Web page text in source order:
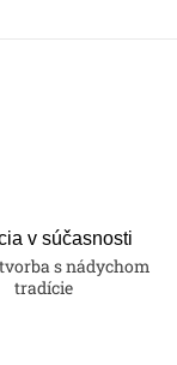
v súčasnosti
s nádychom
tradície